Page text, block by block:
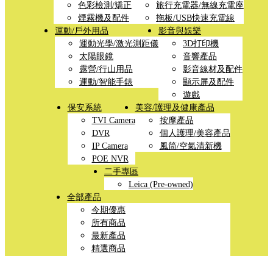
色彩檢測/矯正
煙霧機及配件
旅行充電器/無線充電座
拖板/USB快速充電線
運動/戶外用品
運動光學/激光測距儀
太陽眼鏡
露營/行山用品
運動/智能手錶
影音與娛樂
3D打印機
音響產品
影音線材及配件
顯示屏及配件
遊戲
保安系統
TVI Camera
DVR
IP Camera
POE NVR
美容/護理及健康產品
按摩產品
個人護理/美容產品
風筒/空氣清新機
二手專區
Leica (Pre-owned)
全部產品
今期優惠
所有商品
最新產品
精選商品